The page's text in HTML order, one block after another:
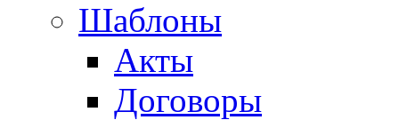
Шаблоны
Акты
Договоры